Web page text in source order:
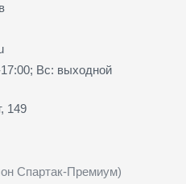
Вс: выходной
149
Спартак-Премиум)